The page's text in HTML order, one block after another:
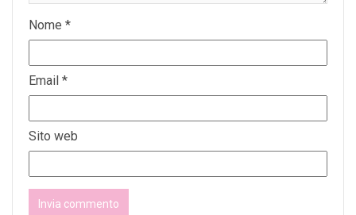
Nome *
Email *
Sito web